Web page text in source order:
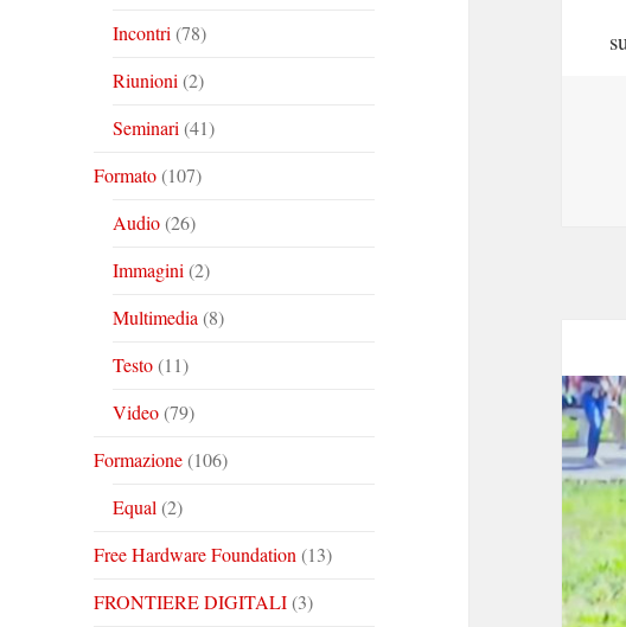
Incontri (78)
Riunioni (2)
Seminari (41)
Formato(107)
Audio(26)
Immagini (2)
Multimedia (8)
Testo(11)
Video(79)
Formazione(106)
Equal (2)
Free Hardware Foundation (13)
FRONTIERE DIGITALI(3)